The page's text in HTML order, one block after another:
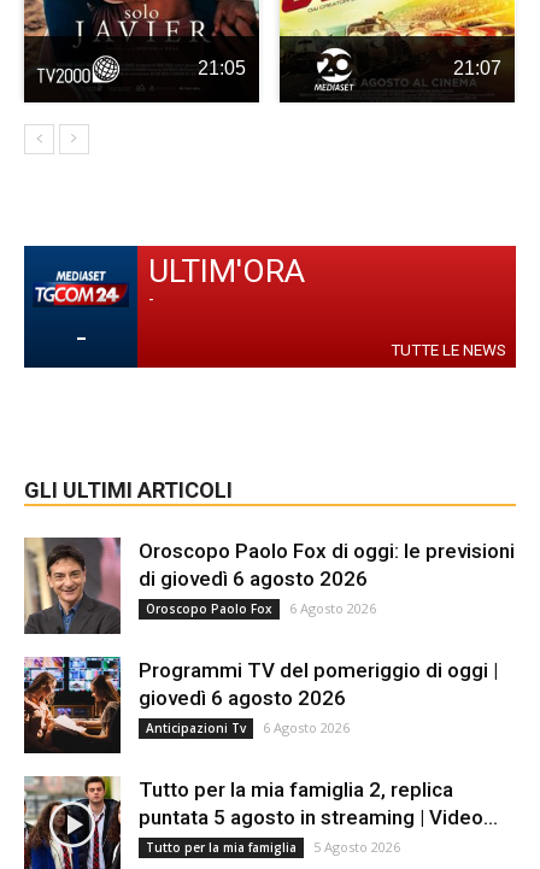
21:05 21:07
-
ULTIM'ORA
-
TUTTE LE NEWS
GLI ULTIMI ARTICOLI
Oroscopo Paolo Fox di oggi: le previsioni
di giovedì 6 agosto 2026
Oroscopo Paolo Fox 6 Agosto 2026
Programmi TV del pomeriggio di oggi |
giovedì 6 agosto 2026
Anticipazioni Tv 6 Agosto 2026
Tutto per la mia famiglia 2, replica
puntata 5 agosto in streaming | Video...
Tutto per la mia famiglia 5 Agosto 2026